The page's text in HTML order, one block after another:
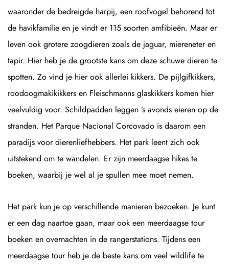
waaronder de bedreigde harpij, een roofvogel behorend tot
de havikfamilie en je vindt er 115 soorten amfibieën. Maar er
leven ook grotere zoogdieren zoals de jaguar, miereneter en
tapir. Hier heb je de grootste kans om deze schuwe dieren te
spotten. Zo vind je hier ook allerlei kikkers. De pijlgifkikkers,
roodoogmakikikkers en Fleischmanns glaskikkers komen hier
veelvuldig voor. Schildpadden leggen ’s avonds eieren op de
stranden. Het Parque Nacional Corcovado is daarom een
paradijs voor dierenliefhebbers. Het park leent zich ook
uitstekend om te wandelen. Er zijn meerdaagse hikes te
boeken, waarbij je wel al je spullen mee moet nemen.
Het park kun je op verschillende manieren bezoeken. Je kunt
er een dag naartoe gaan, maar ook een meerdaagse tour
boeken en overnachten in de rangerstations. Tijdens een
meerdaagse tour heb je de beste kans om veel wildlife te